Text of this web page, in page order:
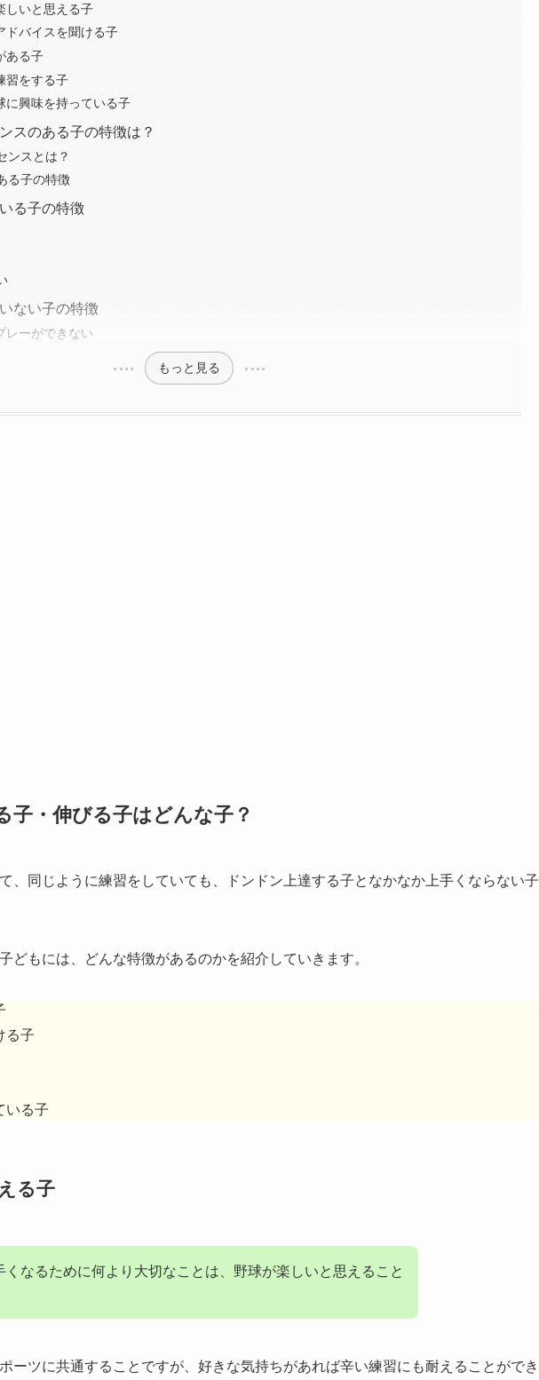
しいと思える子
ドバイスを聞ける子
ある子
習をする子
に興味を持っている子
スのある子の特徴は？
ンスとは？
る子の特徴
る子の特徴
ない子の特徴
レーができない
もっと見る
子・伸びる子はどんな子？
、同じように練習をしていても、ドンドン上達する子となかなか上手くならない子
どもには、どんな特徴があるのかを紹介していきます。
る子
いる子
る子
くなるために何より大切なことは、野球が楽しいと思えること
ーツに共通することですが、好きな気持ちがあれば辛い練習にも耐えることができ